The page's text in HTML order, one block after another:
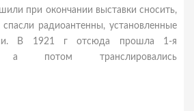
при окончании выставки сносить,
радиоантенны, установленные
В 1921 г отсюда прошла 1-я
а потом транслировались